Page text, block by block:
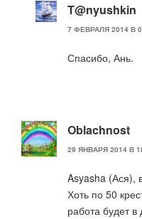
T@nyushkin
7 ФЕВРАЛЯ 2014 В
Спасибо, Ань.
Oblachnost
29 ЯНВАРЯ 2014 В
Asyasha (Ася),
Хоть по 50
работа будет в